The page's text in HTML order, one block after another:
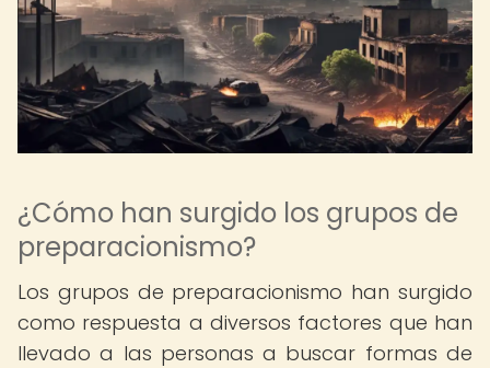
¿Cómo han surgido los grupos de
preparacionismo?
Los grupos de preparacionismo han surgido
como respuesta a diversos factores que han
llevado a las personas a buscar formas de